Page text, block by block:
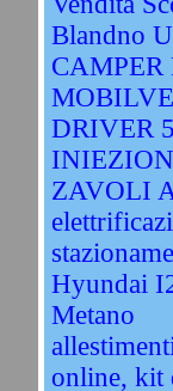
Blandno
CAMPER
DRIVER
ZAVOLI
Hyundai
Metano
online, kit